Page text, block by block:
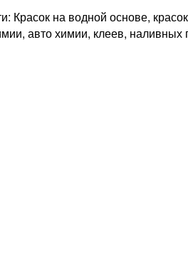
Красок на водной основе,
авто химии, клеев,